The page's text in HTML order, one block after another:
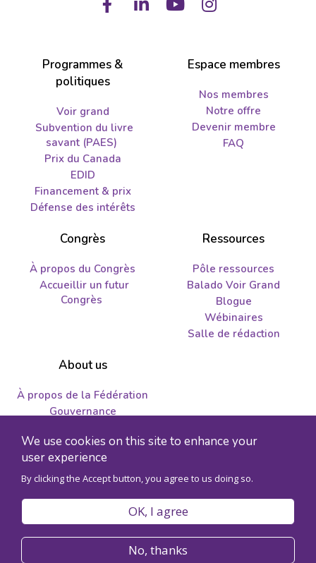
We use cookies on this site to enhance your
user experience
By clicking the Accept button, you agree to us doing so.
OK, I agree
No, thanks
FacebookLinkedIn
YoutubeInstagram
Programmes &
politiques
Voir grand
Subvention du livre
savant (PAES)
Prix du Canada
EDID
Financement & prix
Défense des intérêts
Espace membres
Nos membres
Notre offre
Devenir membre
FAQ
Congrès
À propos du Congrès
Accueillir un futur
Congrès
Ressources
Pôle ressources
Balado Voir Grand
Blogue
Wébinaires
Salle de rédaction
About us
À propos de la Fédération
Gouvernance
Emplois et propositions
d'enregistrement de l'organisme 89241141RR0001
Accessibilité
Plan du site